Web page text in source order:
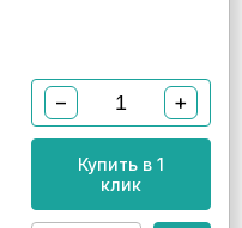
− +
Купить в 1
клик